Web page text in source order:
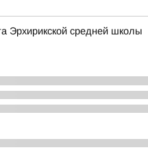
Эрхирикской средней школы